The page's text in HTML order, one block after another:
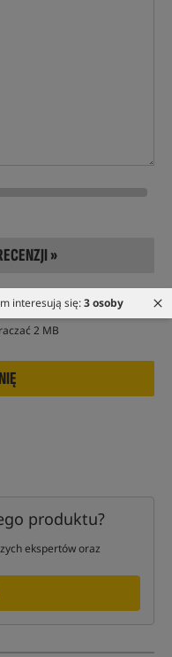
interesują się:3 osoby
»
przedstawiających kupiony
2 MB
produktu?
ekspertów oraz